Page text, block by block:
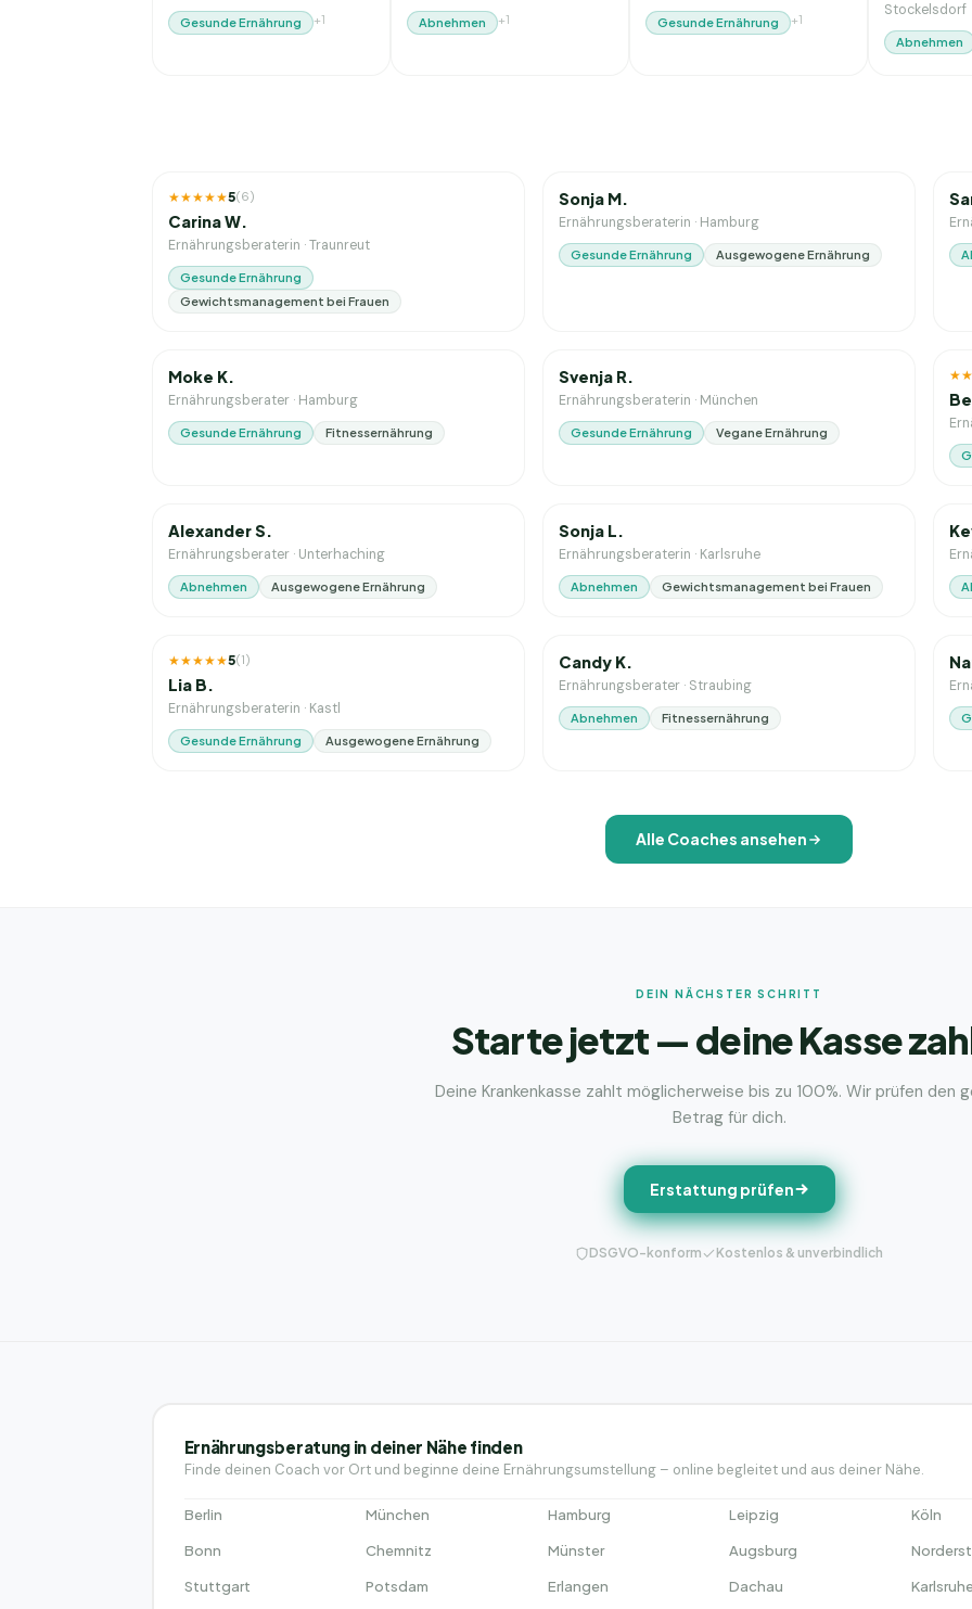
Gesunde Ernährung +1 Abnehmen +1 Gesunde Ernährung +1
Stockelsdorf
Abnehmen
★★★★★5(6)
Carina W.
Ernährungsberaterin ·Traunreut
Gesunde Ernährung
Gewichtsmanagement bei Frauen
Sonja M.
Ernährungsberaterin · Hamburg
Gesunde Ernährung Ausgewogene Ernährung
Moke K.
Ernährungsberater · Hamburg
Gesunde Ernährung Fitnessernährung
Svenja R.
Ernährungsberaterin · München
Gesunde Ernährung Vegane Ernährung
Alexander S.
Ernährungsberater · Unterhaching
Abnehmen Ausgewogene Ernährung
Sonja L.
Ernährungsberaterin · Karlsruhe
Abnehmen Gewichtsmanagement bei Frauen
★★★★★5(1)
Lia B.
Ernährungsberaterin · Kastl
Gesunde Ernährung Ausgewogene Ernährung
Candy K.
Ernährungsberater · Straubing
Abnehmen Fitnessernährung
Alle Coaches ansehen
DEIN NÄCHSTER SCHRITT
Starte jetzt — deine Kasse
Deine Krankenkasse zahlt möglicherweise bis zu 100%. Wir prüfen den
Betrag für dich.
Erstattung prüfen
DSGVO-konform Kostenlos & unverbindlich
Ernährungsberatung in deiner Nähe finden
Finde deinen Coach vor Ort und beginne deine Ernährungsumstellung – online begleitet und aus deiner Nähe.
Berlin München Hamburg Leipzig Köln
Bonn Chemnitz Münster Augsburg
Stuttgart Potsdam Erlangen Dachau